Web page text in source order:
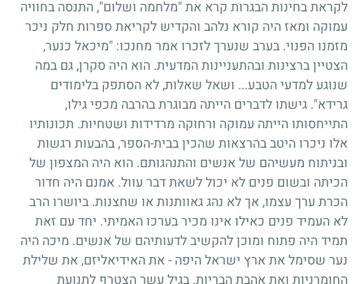
לקראת בחינות הבגרות קרא את "מלחמה ושלום", התנסה בחוויה
עמוקה ומאז היה קורא נלהב והקדיש לקריאת ספרות חלק ניכר
מזמנו הפנוי. בערב שנערך לזכרו אמר מחנכו: "מיכאל כנער,
הצטיין ברצינות ובהתעניינות המדעית. הוא היה סקרן, גם במה
שנוגע למדעי הטבע... ושאל שאלות, לא הסתפק בלימודים
גרידא". גישתו לדברים הייתה מבוגרת בהרבה מכפי גילו,
התייחסותו הייתה עמוקה ורחוקה מרדידות ושטחיות. תכונותיו
אלו ניכרו היטב בהרצאות שהכין בבית-הספר, בהבעות רגשות
ובניתוח מעשיהם של אנשים והתנהגותם. הוא היה המצפון של
הכיתה ובשום פנים לא יכול לשאת דבר עוול. אמנם היה חדור
הכרת ערך עצמו, אך לא נהג גאוותנות או שחצנות. ביושרו הרב
לא העמיד פנים כאילו אינו מכיר בערכו האמיתי. יחד עם זאת
תמיד היה פתוח ומוכן להקשיב לדעותיהם של אנשים. מיכה היה
נער שסימל את ארץ ישראל היפה -את האידיאליזם, את שלילת
החומרניות ואת אהבת הבריות. בגיל עשר הצטרף לתנועת